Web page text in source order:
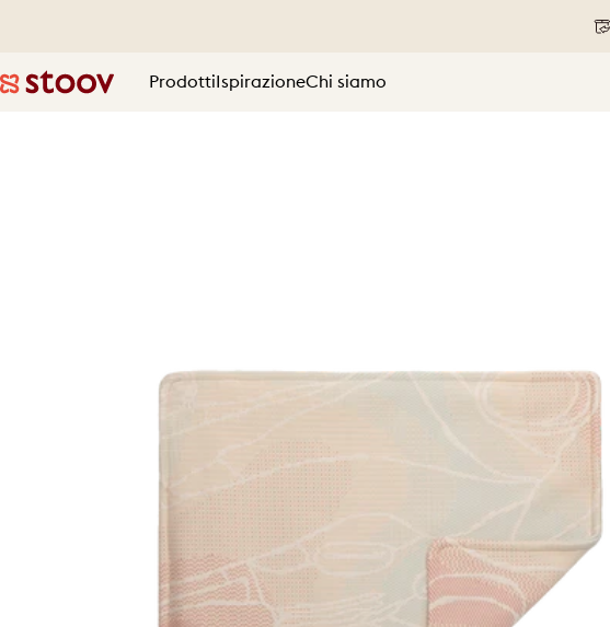
Stoov® | Cordless Heated Cushions & Blankets
Prodotti IspirazioneChi siamo